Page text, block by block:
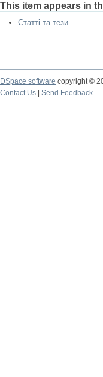
This item appears in
Статті та тези
DSpace software copyright ©
Contact Us
Send Feedback